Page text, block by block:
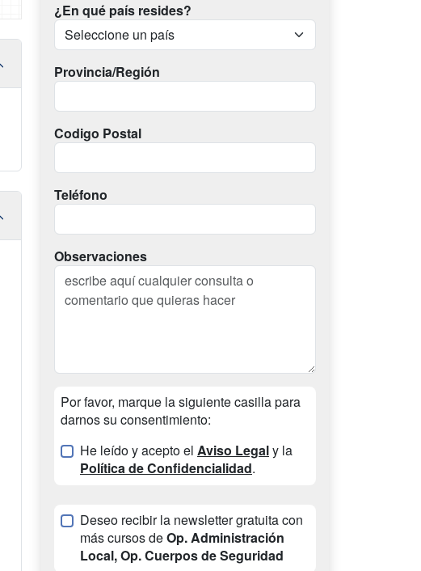
¿En qué país resides?
Provincia/Región
Codigo Postal
Teléfono
Observaciones
Por favor, marque la siguiente casilla para
darnos su consentimiento:
He leído y acepto el Aviso Legaly la
Política de Confidencialidad.
Deseo recibir la newsletter gratuita con
más cursos deOp. Administración
Local, Op. Cuerpos de Seguridad